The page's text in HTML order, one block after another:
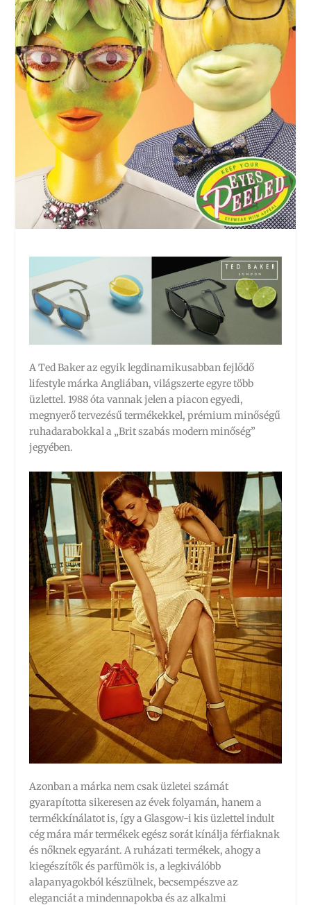
A Ted Baker az egyik legdinamikusabban fejlődő
lifestyle márka Angliában, világszerte egyre több
üzlettel. 1988 óta vannak jelen a piacon egyedi,
megnyerő tervezésű termékekkel, prémium minőségű
ruhadarabokkal a „Brit szabás modern minőség”
jegyében.
Azonban a márka nem csak üzletei számát
gyarapította sikeresen az évek folyamán, hanem a
termékkínálatot is, így a Glasgow-i kis üzlettel indult
cég mára már termékek egész sorát kínálja férfiaknak
és nőknek egyaránt. A ruházati termékek, ahogy a
kiegészítők és parfümök is, a legkiválóbb
alapanyagokból készülnek, becsempészve az
eleganciát a mindennapokba és az alkalmi